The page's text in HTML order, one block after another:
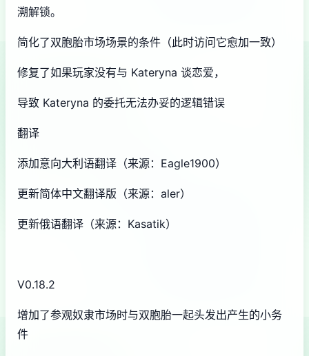
溯解锁。
简化了双胞胎市场场景的条件（此时访问它愈加一致）
修复了如果玩家没有与 Kateryna 谈恋爱，
导致 Kateryna 的委托无法办妥的逻辑错误
翻译
添加意向大利语翻译（来源：Eagle1900）
更新简体中文翻译版（来源：aler）
更新俄语翻译（来源：Kasatik）
V0.18.2
增加了参观奴隶市场时与双胞胎一起头发出产生的小务
件